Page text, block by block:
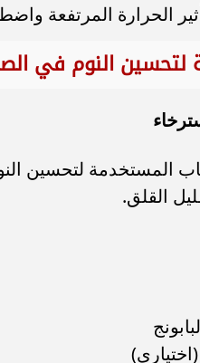
الحرارة المرتفعة
لتحسين النوم في
المستخدمة لتحسين
القلق.